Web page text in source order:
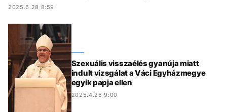
2025.6.28 8:59
Szexuális visszaélés gyanúja miatt
indult vizsgálat a Váci Egyházmegye
egyik papja ellen
2025.4.28 9:00